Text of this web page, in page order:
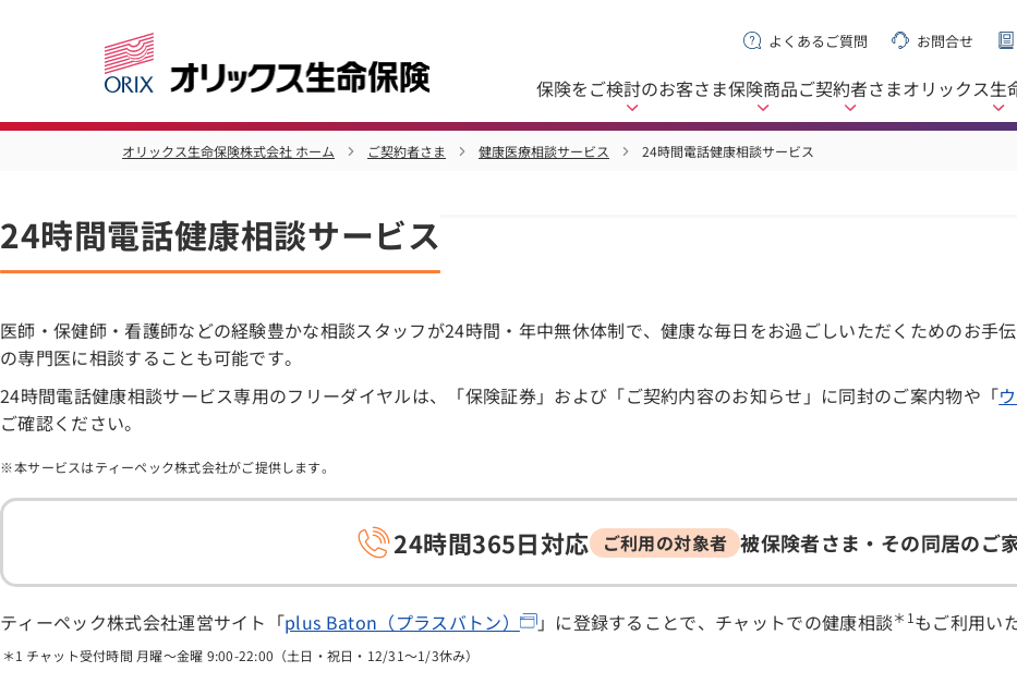
保険をご検討のお客さま保険商品ご契約者さまオリックス生
よくあるご質問 お問合せ
オリックス生命保険株式会社 ホーム ご契約者さま 健康医療相談サービス 24時間電話健康相談サービス
24時間電話健康相談サービス
医師・保健師・看護師などの経験豊かな相談スタッフが24時間・年中無休体制で、健康な毎日をお過ごしいただくためのお手
の専門医に相談することも可能です。
24時間電話健康相談サービス専用のフリーダイヤルは、「保険証券」および「ご契約内容のお知らせ」に同封のご案内物や「
ご確認ください。
本サービスはティーペック株式会社がご提供します。
24時間365日対応 ご利用の対象者 被保険者さま・その同居のご
ティーペック株式会社運営サイト「plus Baton（プラスバトン） 」に登録することで、チャットでの健康相談＊1 もご利用い
チャット受付時間 月曜～金曜 9:00-22:00（土日・祝日・12/31～1/3休み）